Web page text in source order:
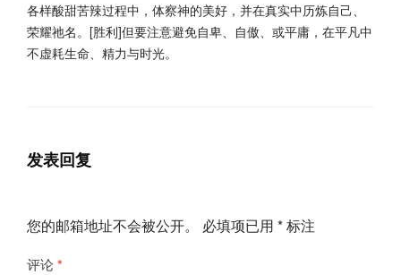
各样酸甜苦辣过程中，体察神的美好， 并在真实中历炼自己、
荣耀祂名。[胜利]但要注意避免自卑、 自傲、或平庸，在平凡中
不虚耗生命、精力与时光。
发表回复
您的邮箱地址不会被公开。 必填项已用 *标注
评论*